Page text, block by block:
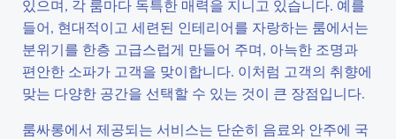
있으며, 각 룸마다 독특한 매력을 지니고 있습니다. 예를
들어, 현대적이고 세련된 인테리어를 자랑하는 룸에서는
분위기를 한층 고급스럽게 만들어 주며, 아늑한 조명과
편안한 소파가 고객을 맞이합니다. 이처럼 고객의 취향에
맞는 다양한 공간을 선택할 수 있는 것이 큰 장점입니다.
룸싸롱에서 제공되는 서비스는 단순히 음료와 안주에 국